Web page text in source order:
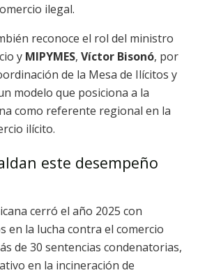
ilegal.
reconoce el rol del ministro
y MIPYMES, Víctor Bisonó, por
de la Mesa de Ilícitos y
modelo que posiciona a la
como referente regional en la
ilícito.
este desempeño
cerró el año 2025 con
en la lucha contra el comercio
de 30 sentencias condenatorias,
en la incineración de